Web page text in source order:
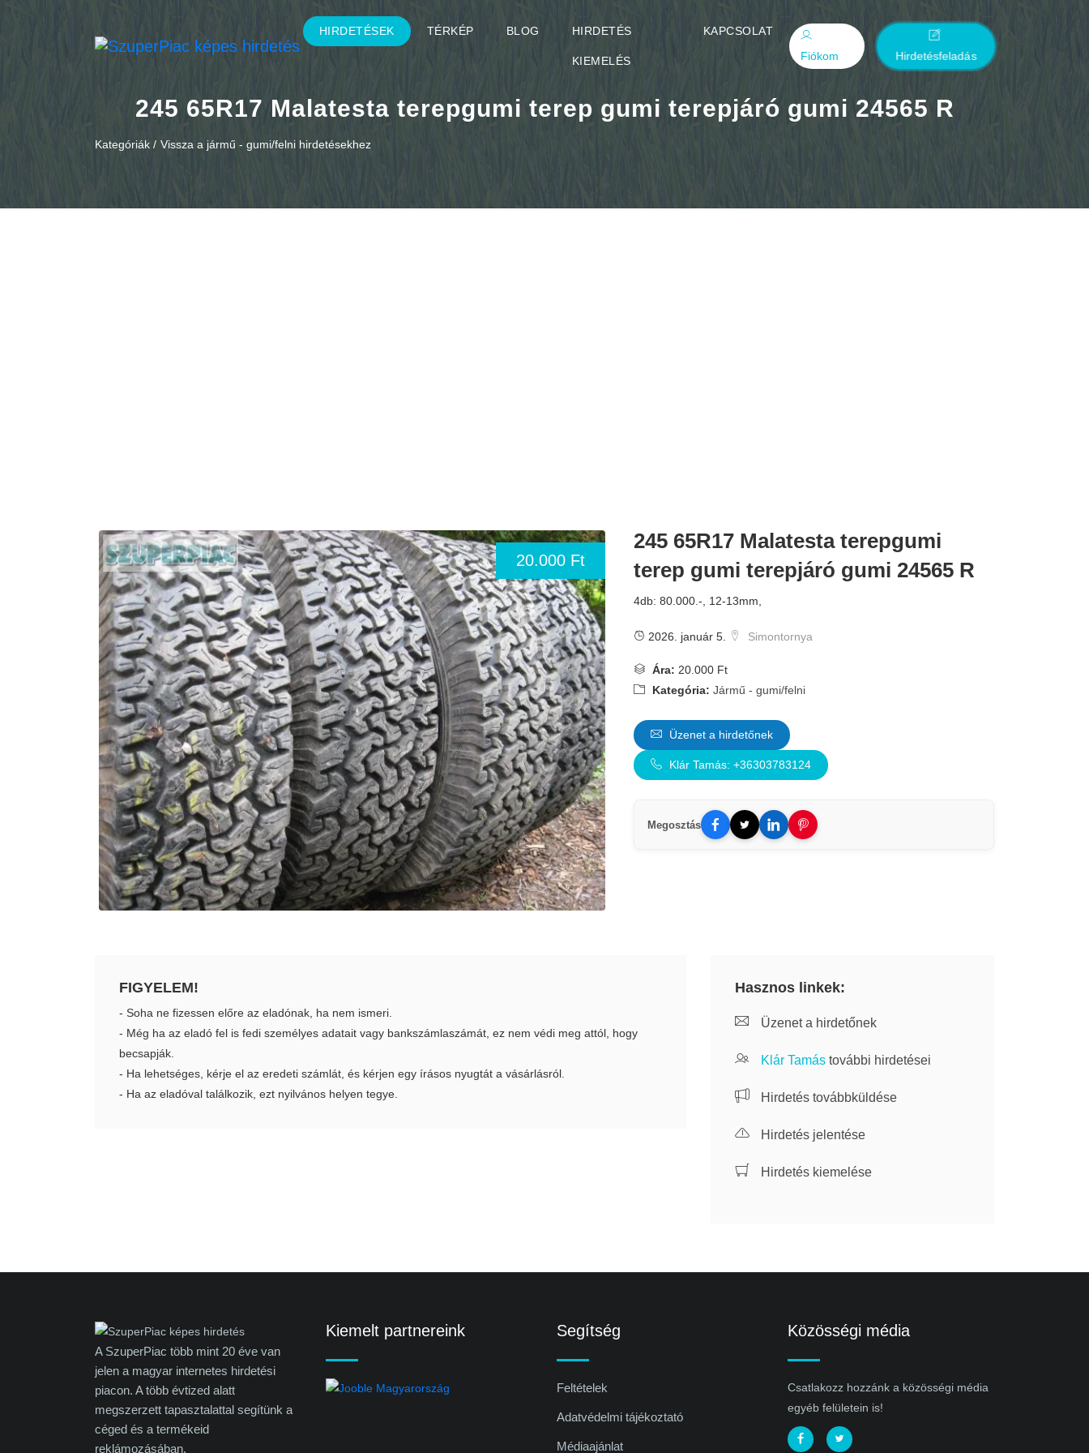
HIRDETÉSEK TÉRKÉP BLOG HIRDETÉS
KIEMELÉS
KAPCSOLAT
Fiókom
Hirdetésfeladás
245 65R17 Malatesta terepgumi terep gumi terepjáró gumi 24565 R
Kategóriák / Vissza a jármű - gumi/felni hirdetésekhez
20.000 Ft
245 65R17 Malatesta terepgumi
terep gumi terepjáró gumi 24565 R
4db: 80.000.-, 12-13mm,
2026. január 5. Simontornya
Ára: 20.000 Ft
Kategória: Jármű - gumi/felni
Üzenet a hirdetőnek
Klár Tamás: +36303783124
Megosztás
FIGYELEM!
- Soha ne fizessen előre az eladónak, ha nem ismeri.
- Még ha az eladó fel is fedi személyes adatait vagy bankszámlaszámát, ez nem védi meg attól, hogy
becsapják.
- Ha lehetséges, kérje el az eredeti számlát, és kérjen egy írásos nyugtát a vásárlásról.
- Ha az eladóval találkozik, ezt nyilvános helyen tegye.
Hasznos linkek:
Üzenet a hirdetőnek
Klár Tamás további hirdetései
Hirdetés továbbküldése
Hirdetés jelentése
Hirdetés kiemelése
A SzuperPiac több mint 20 éve van
jelen a magyar internetes hirdetési
piacon. A több évtized alatt
megszerzett tapasztalattal segítünk a
céged és a termékeid
reklámozásában.
Kiemelt partnereink Segítség
Feltételek
Adatvédelmi tájékoztató
Médiaajánlat
Közösségi média
Csatlakozz hozzánk a közösségi média
egyéb felületein is!